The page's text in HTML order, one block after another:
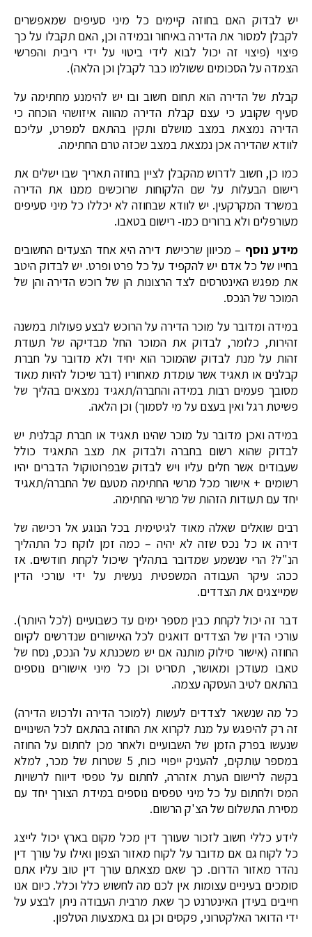
יש לבדוק האם בחוזה קיימים כל מיני סעיפים שמאפשרים
לקבלן למסור את הדירה באיחור ובמידה וכן, האם תקבלו על כך
פיצוי (פיצוי זה יכול לבוא לידי ביטוי על ידי ריבית והפרשי
הצמדה על הסכומים ששולמו כבר לקבלן וכן הלאה).
קבלת של הדירה הוא תחום חשוב ובו יש להימנע מחתימה על
סעיף שקובע כי עצם קבלת הדירה מהווה איזושהי הוכחה כי
הדירה נמצאת במצב מושלם ותקין בהתאם למפרט, עליכם
לוודא שהדירה אכן נמצאת במצב שכזה טרם החתימה.
כמו כן, חשוב לדרוש מהקבלן לציין בחוזה תאריך שבו ישלים את
רישום הבעלות על שם הלקוחות שרוכשים ממנו את הדירה
במשרד המקרקעין. יש לוודא שבחוזה לא יכללו כל מיני סעיפים
מעורפלים ולא ברורים כמו- רישום בטאבו.
מידע נוסף – מכיוון שרכישת דירה היא אחד הצעדים החשובים
בחייו של כל אדם יש להקפיד על כל פרט ופרט. יש לבדוק היטב
את מפגש האינטרסים לצד הרצונות הן של רוכש הדירה והן של
המוכר של הנכס.
במידה ומדובר על מוכר הדירה על הרוכש לבצע פעולות במשנה
זהירות, כלומר, לבדוק את המוכר החל מבדיקה של תעודת
זהות על מנת לבדוק שהמוכר הוא יחיד ולא מדובר על חברת
קבלנים או תאגיד אשר עומדת מאחוריו (דבר שיכול להיות מאוד
מסובך פעמים רבות במידה והחברה/תאגיד נמצאים בהליך של
פשיטת רגל ואין בעצם על מי לסמוך) וכן הלאה.
במידה ואכן מדובר על מוכר שהינו תאגיד או חברת קבלנית יש
לבדוק שהוא רשום בחברה ולבדוק את מצב התאגיד כולל
שעבודים אשר חלים עליו ויש לבדוק שבפרוטוקול הדברים יהיו
רשומים + אישור מכל מרשי החתימה מטעם של החברה/תאגיד
יחד עם תעודות הזהות של מרשי החתימה.
רבים שואלים שאלה מאוד לגיטימית בכל הנוגע אל רכישה של
דירה או כל נכס שזה לא יהיה – כמה זמן לוקח כל התהליך
הנ"ל? הרי שנשמע שמדובר בתהליך שיכול לקחת חודשים. אז
ככה: עיקר העבודה המשפטית נעשית על ידי עורכי הדין
שמייצגים את הצדדים.
דבר זה יכול לקחת כבין מספר ימים עד כשבועיים (לכל היותר).
עורכי הדין של הצדדים דואגים לכל האישורים שנדרשים לקיום
החוזה (אישור סילוק מותנה אם יש משכנתא על הנכס, נסח של
טאבו מעודכן ומאושר, תסריט וכן כל מיני אישורים נוספים
בהתאם לטיב העסקה עצמה.
כל מה שנשאר לצדדים לעשות (למוכר הדירה ולרכוש הדירה)
זה רק להיפגש על מנת לקרוא את החוזה בהתאם לכל השינויים
שנעשו בפרק הזמן של השבועיים ולאחר מכן לחתום על החוזה
במספר עותקים, להעניק ייפויי כוח, 5 שטרות של מכר, למלא
בקשה לרישום הערת אזהרה, לחתום על טפסי דיווח לרשויות
המס ולחתום על כל מיני טפסים נוספים במידת הצורך יחד עם
מסירת התשלום של הצ'ק הרשום.
לידע כללי חשוב לזכור שעורך דין מכל מקום בארץ יכול לייצג
כל לקוח גם אם מדובר על לקוח מאזור הצפון ואילו על עורך דין
נהדר מאזור הדרום. כך שאם מצאתם עורך דין טוב עליו אתם
סומכים בעיניים עצומות אין לכם מה לחשוש כלל וכלל. כיום אנו
חייבים בעידן האינטרנט כך שאת מרבית העבודה ניתן לבצע על
ידי הדואר האלקטרוני, פקסים וכן גם באמצעות הטלפון.